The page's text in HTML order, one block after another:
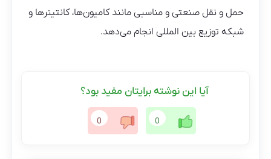
حمل و نقل صنعتی و مناسبی مانند کامیون‌ها، کانتینرها و
شبکه توزیع بین المللی انجام می‌دهد.
آیا این نوشته برایتان مفید بود؟
0
0